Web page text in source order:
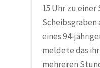
15 Uhr zu
eines 94-
meldete das
mehreren